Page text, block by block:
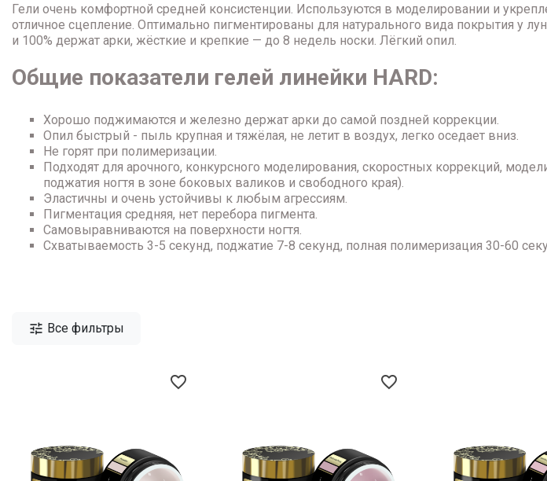
Гели очень комфортной средней консистенции. Используются в моделировании и
отличное сцепление. Оптимально пигментированы для натурального вида покрытия у
и 100% держат арки, жёсткие и крепкие — до 8 недель носки. Лёгкий опил.
Общие показатели гелей линейки HARD:
Хорошо поджимаются и железно держат арки до самой поздней коррекции.
Опил быстрый - пыль крупная и тяжёлая, не летит в воздух, легко оседает вниз.
Не горят при полимеризации.
Подходят для арочного, конкурсного моделирования, скоростных коррекций,
поджатия ногтя в зоне боковых валиков и свободного края).
Эластичны и очень устойчивы к любым агрессиям.
Пигментация средняя, нет перебора пигмента.
Самовыравниваются на поверхности ногтя.
Схватываемость 3-5 секунд, поджатие 7-8 секунд, полная полимеризация 30-60
 Все фильтры
favorite_border favorite_border